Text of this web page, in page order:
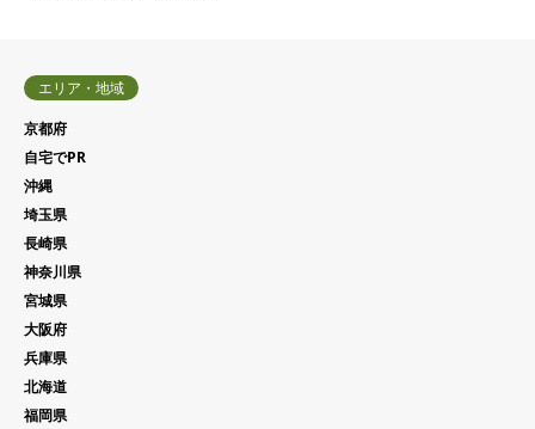
エリア・地域
京都府
自宅でPR
沖縄
埼玉県
長崎県
神奈川県
宮城県
大阪府
兵庫県
北海道
福岡県